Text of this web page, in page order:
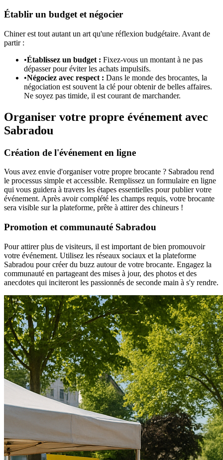
Établir un budget et négocier
Chiner est tout autant un art qu'une réflexion budgétaire. Avant de
partir :
•Établissez un budget : Fixez-vous un montant à ne pas
dépasser pour éviter les achats impulsifs.
•Négociez avec respect : Dans le monde des brocantes, la
négociation est souvent la clé pour obtenir de belles affaires.
Ne soyez pas timide, il est courant de marchander.
Organiser votre propre événement avec
Sabradou
Création de l'événement en ligne
Vous avez envie d'organiser votre propre brocante ? Sabradou rend
le processus simple et accessible. Remplissez un formulaire en ligne
qui vous guidera à travers les étapes essentielles pour publier votre
événement. Après avoir complété les champs requis, votre brocante
sera visible sur la plateforme, prête à attirer des chineurs !
Promotion et communauté Sabradou
Pour attirer plus de visiteurs, il est important de bien promouvoir
votre événement. Utilisez les réseaux sociaux et la plateforme
Sabradou pour créer du buzz autour de votre brocante. Engagez la
communauté en partageant des mises à jour, des photos et des
anecdotes qui inciteront les passionnés de seconde main à s'y rendre.